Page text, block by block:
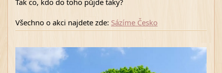
Všechno o akci najdete zde: Sázíme Česko